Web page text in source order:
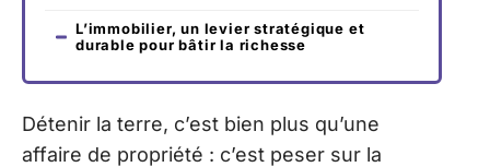
L’immobilier, un levier stratégique et
durable pour bâtir la richesse
Détenir la terre, c’est bien plus qu’une
affaire de propriété : c’est peser sur la